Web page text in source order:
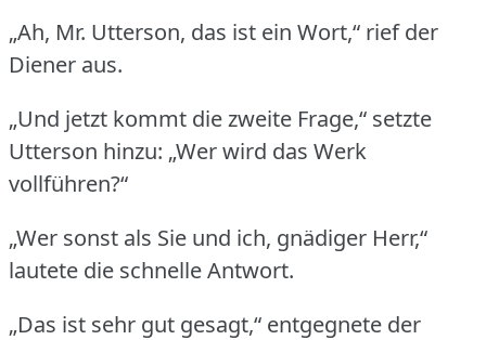
„Ah, Mr. Utterson, das ist ein Wort,“ rief der
Diener aus.
„Und jetzt kommt die zweite Frage,“ setzte
Utterson hinzu: „Wer wird das Werk
vollführen?“
„Wer sonst als Sie und ich, gnädiger Herr,“
lautete die schnelle Antwort.
„Das ist sehr gut gesagt,“ entgegnete der